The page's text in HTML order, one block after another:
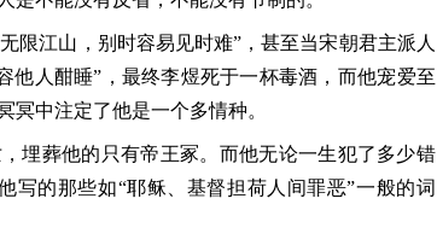
限江山，别时容易见时难”，甚至当宋朝君主派人
他人酣睡”，最终李煜死于一杯毒酒，而他宠爱至
中注定了他是一个多情种。
埋葬他的只有帝王冢。而他无论一生犯了多少错
的那些如“耶稣、基督担荷人间罪恶”一般的词